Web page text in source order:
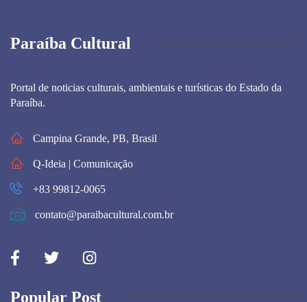
Paraíba Cultural
Portal de noticias culturais, ambientais e turísticas do Estado da
Paraíba.
Campina Grande, PB, Brasil
Q-Ideia | Comunicação
+83 99812-0065
contato@paraibacultural.com.br
Popular Post